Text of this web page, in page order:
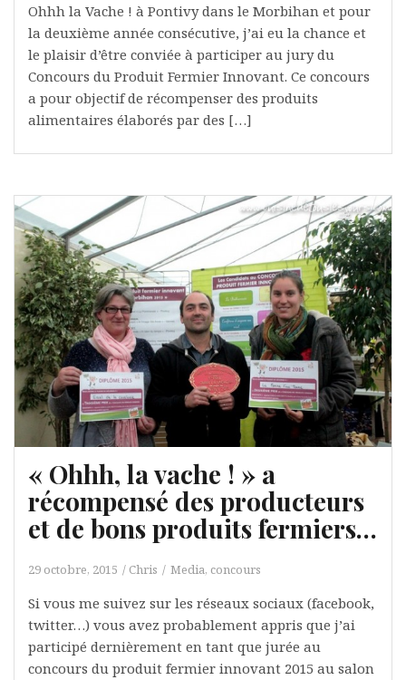
Ohhh la Vache ! à Pontivy dans le Morbihan et pour
la deuxième année consécutive, j’ai eu la chance et
le plaisir d’être conviée à participer au jury du
Concours du Produit Fermier Innovant. Ce concours
a pour objectif de récompenser des produits
alimentaires élaborés par des […]
« Ohhh, la vache ! » a
récompensé des producteurs
et de bons produits fermiers…
29 octobre, 2015 Chris Media, concours
Si vous me suivez sur les réseaux sociaux (facebook,
twitter…) vous avez probablement appris que j’ai
participé dernièrement en tant que jurée au
concours du produit fermier innovant 2015 au salon